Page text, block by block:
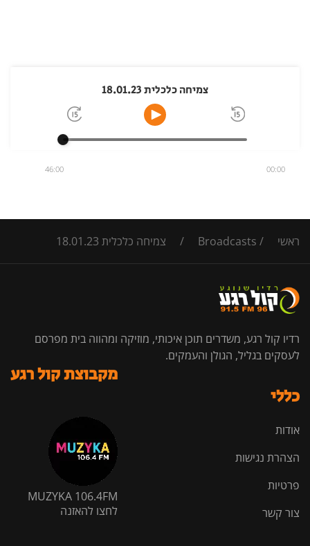
צמיחה כלכלית 18.01.23
00:00
46:00
ראשי /
Broadcasts
/ צמיחה כלכלית 18.01.23
רדיו קול רגע, משדרים תוכן איכותי, מוזיקה ומהווה בית מפרסם
לעסקים בגליל, הגולן והעמקים.
כללי
אודות
הצהרת נגישות
פרטיות
צור קשר
מקבוצת קול רגע
MUZYKA 106.4FM
לחצו להאזנה